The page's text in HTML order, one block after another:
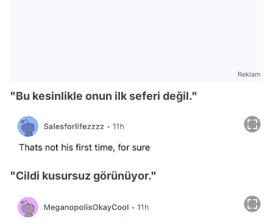
Reklam
"Bu kesinlikle onun ilk seferi değil."
"Cildi kusursuz görünüyor."